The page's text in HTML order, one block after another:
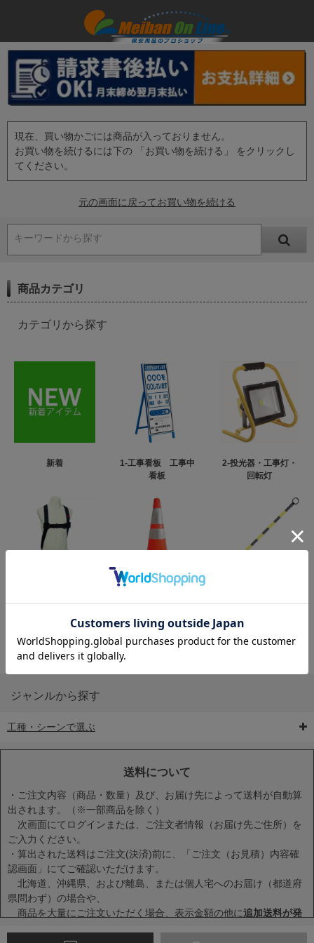
現在、買い物かごには商品が入っておりません。
お買い物を続けるには下の 「お買い物を続ける」 をクリックし
てください。
元の画面に戻ってお買い物を続ける
キーワードから探す
商品カテゴリ
カテゴリから探す
新着
1-工事看板 工事中
看板
2-投光器・工事灯・
回転灯
6-矢印板/LED矢印板
9-点字マット・タイ
ヤストッパー
10-樹脂製敷板・養生
用ゴムマット
スロープ
ジャンルから探す
工種・シーンで選ぶ
送料について
・ご注文内容（商品・数量）及び、お届け先によって送料が自動算
出されます。（※一部商品を除く）
次画面にてログインまたは、ご注文者情報（お届け先ご住所）を
ご入力ください。
・算出された送料はご注文(決済)前に、「ご注文（お見積）内容確
認画面」にてご確認いただけます。
北海道、沖縄県、および離島、または個人宅へのお届け（都道府
県問わず）の場合や、
商品を大量にご注文いただく場合、表示金額の他に追加送料が発